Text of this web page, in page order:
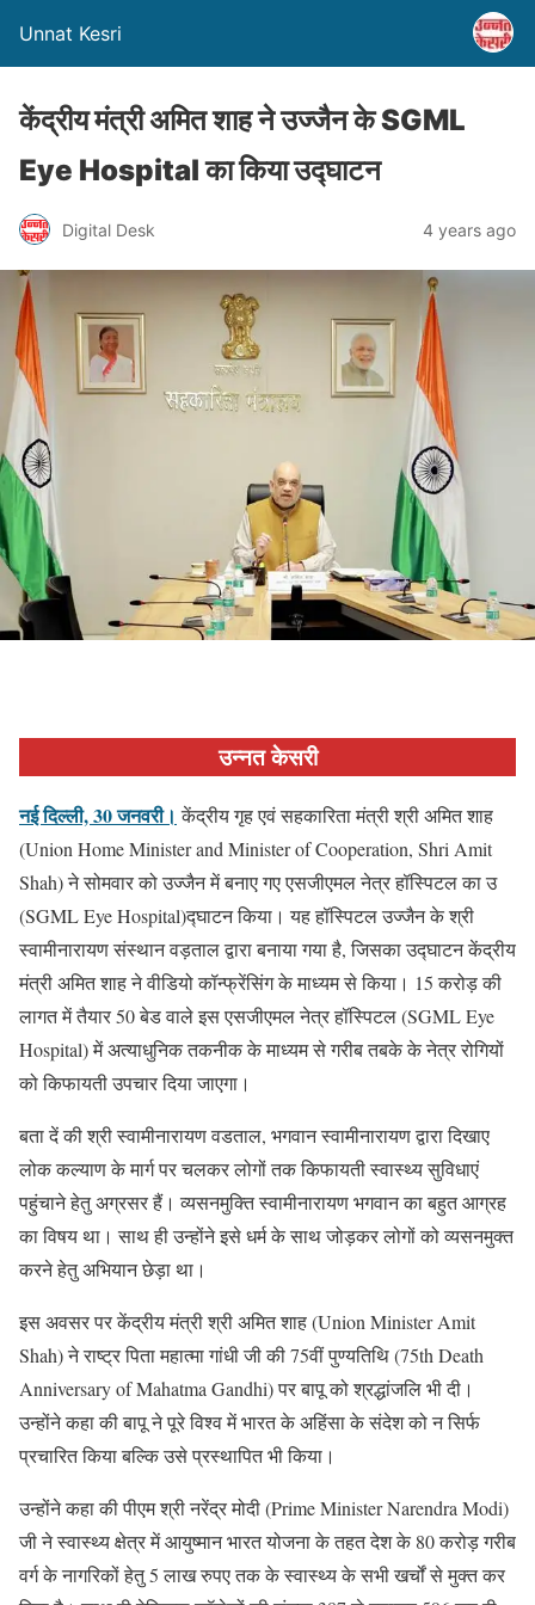
Unnat Kesri
केंद्रीय मंत्री अमित शाह ने उज्जैन के SGML
Eye Hospital का किया उद्घाटन
Digital Desk 4 years ago
उन्नत केसरी
नई दिल्ली, 30 जनवरी। केंद्रीय गृह एवं सहकारिता मंत्री श्री अमित शाह
(Union Home Minister and Minister of Cooperation, Shri Amit
Shah) ने सोमवार को उज्जैन में बनाए गए एसजीएमल नेत्र हॉस्पिटल का उ
(SGML Eye Hospital)द्घाटन किया। यह हॉस्पिटल उज्जैन के श्री
स्वामीनारायण संस्थान वड़ताल द्वारा बनाया गया है, जिसका उद्घाटन केंद्रीय
मंत्री अमित शाह ने वीडियो कॉन्फ्रेंसिंग के माध्यम से किया। 15 करोड़ की
लागत में तैयार 50 बेड वाले इस एसजीएमल नेत्र हॉस्पिटल (SGML Eye
Hospital) में अत्याधुनिक तकनीक के माध्यम से गरीब तबके के नेत्र रोगियों
को किफायती उपचार दिया जाएगा।
बता दें की श्री स्वामीनारायण वडताल, भगवान स्वामीनारायण द्वारा दिखाए
लोक कल्याण के मार्ग पर चलकर लोगों तक किफायती स्वास्थ्य सुविधाएं
पहुंचाने हेतु अग्रसर हैं। व्यसनमुक्ति स्वामीनारायण भगवान का बहुत आग्रह
का विषय था। साथ ही उन्होंने इसे धर्म के साथ जोड़कर लोगों को व्यसनमुक्त
करने हेतु अभियान छेड़ा था।
इस अवसर पर केंद्रीय मंत्री श्री अमित शाह (Union Minister Amit
Shah) ने राष्ट्र पिता महात्मा गांधी जी की 75वीं पुण्यतिथि (75th Death
Anniversary of Mahatma Gandhi) पर बापू को श्रद्धांजलि भी दी।
उन्होंने कहा की बापू ने पूरे विश्व में भारत के अहिंसा के संदेश को न सिर्फ
प्रचारित किया बल्कि उसे प्रस्थापित भी किया।
उन्होंने कहा की पीएम श्री नरेंद्र मोदी (Prime Minister Narendra Modi)
जी ने स्वास्थ्य क्षेत्र में आयुष्मान भारत योजना के तहत देश के 80 करोड़ गरीब
वर्ग के नागरिकों हेतु 5 लाख रुपए तक के स्वास्थ्य के सभी खर्चों से मुक्त कर